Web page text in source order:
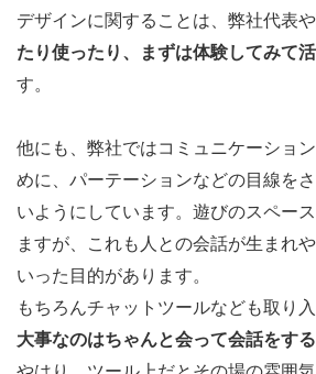
デザインに関することは、弊社代表
たり使ったり、まずは体験してみて
す。
他にも、弊社ではコミュニケーショ
めに、パーテーションなどの目線を
いようにしています。遊びのスペー
ますが、これも人との会話が生まれ
いった目的があります。
もちろんチャットツールなども取り入
大事なのはちゃんと会って会話をす